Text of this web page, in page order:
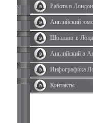
Работа в
Английский
Шоппинг в
Английский в
Инфографика
Контакты